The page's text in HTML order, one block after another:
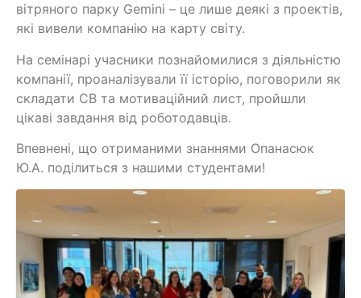
вітряного парку Gemini – це лише деякі з проектів,
які вивели компанію на карту світу.
На семінарі учасники познайомилися з діяльністю
компанії, проаналізували її історію, поговорили як
складати СВ та мотиваційний лист, пройшли
цікаві завдання від роботодавців.
Впевнені, що отриманими знаннями Опанасюк
Ю.А. поділиться з нашими студентами!